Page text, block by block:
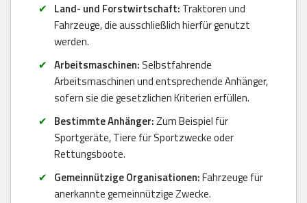
Land- und Forstwirtschaft: Traktoren und
Fahrzeuge, die ausschließlich hierfür genutzt
werden.
Arbeitsmaschinen: Selbstfahrende
Arbeitsmaschinen und entsprechende Anhänger,
sofern sie die gesetzlichen Kriterien erfüllen.
Bestimmte Anhänger:Zum Beispiel für
Sportgeräte, Tiere für Sportzwecke oder
Rettungsboote.
Gemeinnützige Organisationen:Fahrzeuge für
anerkannte gemeinnützige Zwecke.